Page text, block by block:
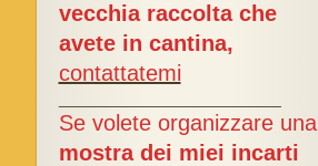
vecchia raccolta che
avete in cantina,
contattatemi
Se volete organizzare una
mostra dei miei incarti